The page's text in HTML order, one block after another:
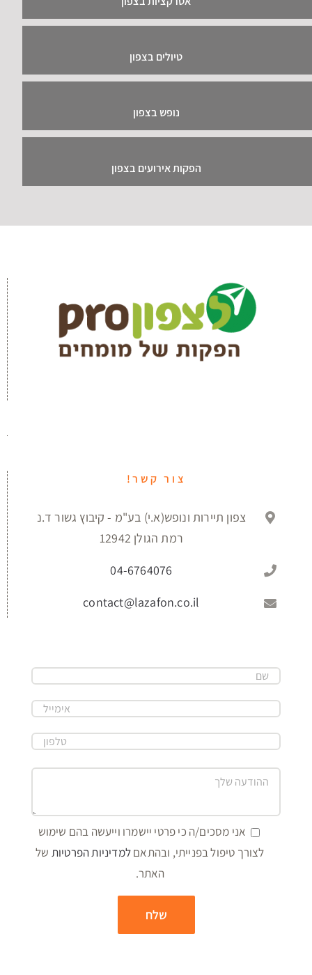
טיולים בצפון
נופש בצפון
הפקות אירועים בצפון
צור קשר!
צפון תיירות ונופש(א.י) בע"מ - קיבוץ גשור ד.נ
רמת הגולן 12942
04-6764076
contact@lazafon.co.il
אני מסכים/ה כי פרטי יישמרו וייעשה בהם שימוש
לצורך טיפול בפנייתי, ובהתאםלמדיניות הפרטיות של
האתר.